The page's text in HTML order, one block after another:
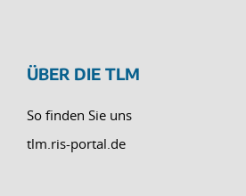
ÜBER DIE TLM
So finden Sie uns
tlm.ris-portal.de